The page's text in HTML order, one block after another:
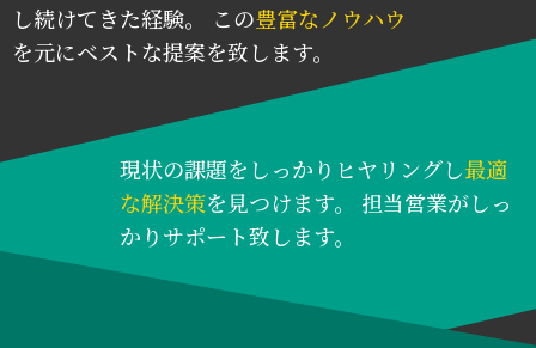
し続けてきた経験。
この豊富なノウハウ
を元にベストな提案を致します。
現状の課題をしっかりヒヤリングし最適
な解決策を見つけます。
担当営業がしっ
かりサポート致します。